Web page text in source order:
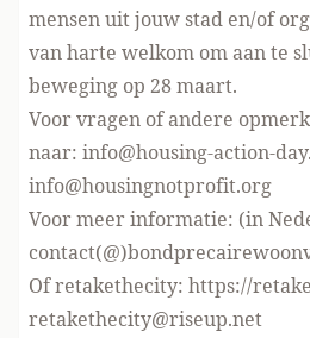
mensen uit jouw stad en/of
van harte welkom om aan te
beweging op 28 maart.
Voor vragen of andere
naar: info@housing-action-
info@housingnotprofit.org
Voor meer informatie: (in
Of retakethecity: https://
retakethecity@riseup.net